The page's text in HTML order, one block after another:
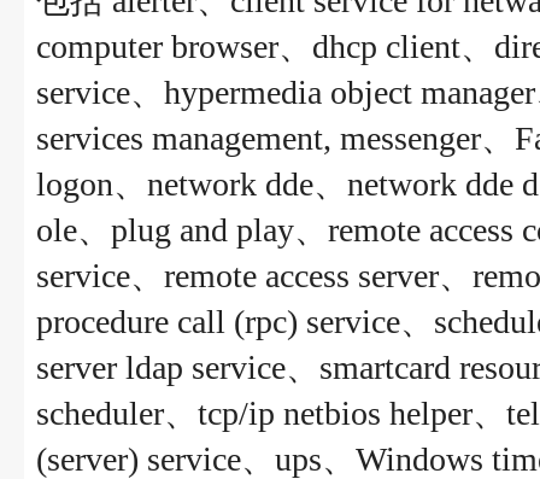
computer browser、dhcp client、
service、hypermedia object
services management, messenger
logon、network dde、network dde
ole、plug and play、remote access
service、remote access server、
procedure call (rpc) service、
server ldap service、smartcard
scheduler、tcp/ip netbios helper、
(server) service、ups、Windows